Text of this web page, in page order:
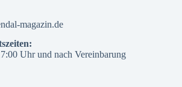
magazin.de
Uhr und nach Vereinbarung